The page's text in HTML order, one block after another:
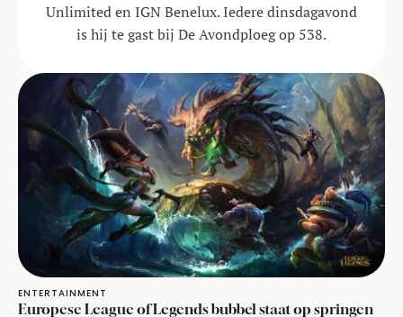
Unlimited en IGN Benelux. Iedere dinsdagavond
is hij te gast bij De Avondploeg op 538.
ENTERTAINMENT
Europese League of Legends bubbel staat op springen